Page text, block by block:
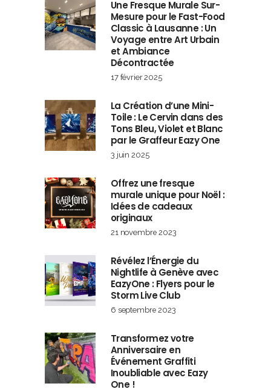
Une Fresque Murale Sur-
Mesure pour le Fast-Food
Classic à Lausanne : Un
Voyage entre Art Urbain
et Ambiance
Décontractée
17 février 2025
La Création d’une Mini-
Toile : Le Cervin dans des
Tons Bleu, Violet et Blanc
par le Graffeur Eazy One
3 juin 2025
Offrez une fresque
murale unique pour Noël :
Idées de cadeaux
originaux
21 novembre 2023
Révélez l’Énergie du
Nightlife à Genève avec
EazyOne : Flyers pour le
Storm Live Club
6 septembre 2023
Transformez votre
Anniversaire en
Événement Graffiti
Inoubliable avec Eazy
One !